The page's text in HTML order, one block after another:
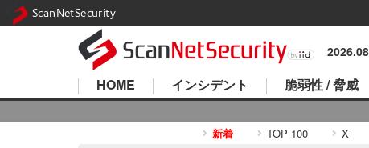
HOME インシデント 脆弱性 / 脅威
新着 TOP 100 X
ScanNetSecurity